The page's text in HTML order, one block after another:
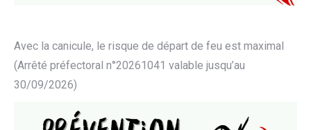
Avec la canicule, le risque de départ de feu est maximal
(Arrêté préfectoral n°20261041 valable jusqu’au
30/09/2026)